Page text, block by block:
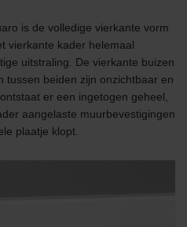
Privacyverklaringen
Privacy Policy
Datenschutz
o ochronie
Policy
is de volledige vierkante vorm
vierkante kader helemaal
uitstraling. De vierkante buizen
tussen beiden zijn onzichtbaar en
er een ingetogen geheel,
aangelaste muurbevestigingen
plaatje klopt.